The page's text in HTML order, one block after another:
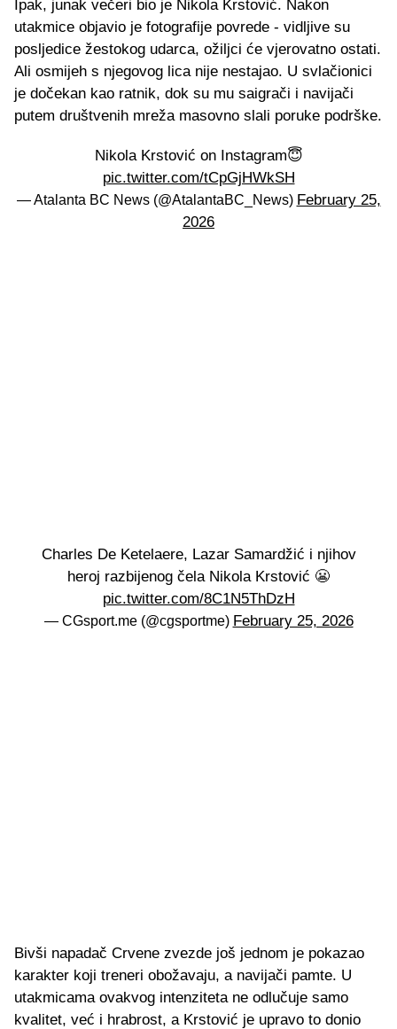
Ipak, junak večeri bio je Nikola Krstović. Nakon
utakmice objavio je fotografije povrede - vidljive su
posljedice žestokog udarca, ožiljci će vjerovatno ostati.
Ali osmijeh s njegovog lica nije nestajao. U svlačionici
je dočekan kao ratnik, dok su mu saigrači i navijači
putem društvenih mreža masovno slali poruke podrške.
Nikola Krstović on Instagram😇
pic.twitter.com/tCpGjHWkSH
— Atalanta BC News (@AtalantaBC_News) February 25,
2026
Charles De Ketelaere, Lazar Samardžić i njihov
heroj razbijenog čela Nikola Krstović 😬
pic.twitter.com/8C1N5ThDzH
— CGsport.me (@cgsportme) February 25, 2026
Bivši napadač Crvene zvezde još jednom je pokazao
karakter koji treneri obožavaju, a navijači pamte. U
utakmicama ovakvog intenziteta ne odlučuje samo
kvalitet, već i hrabrost, a Krstović je upravo to donio